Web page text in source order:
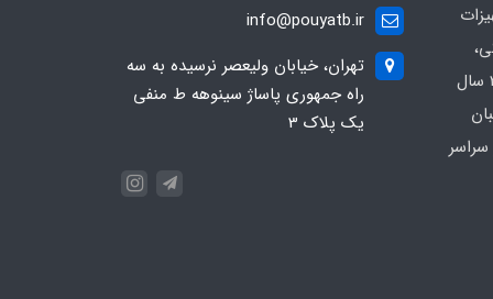
بیمارستانی و کلینیکی با بیش از 20 سال
info@pouyatb.ir
تهران، خیابان ولیعصر نرسیده به سه
راه جمهوری پاساژ سینوهه ط منفی
یک پلاک 3